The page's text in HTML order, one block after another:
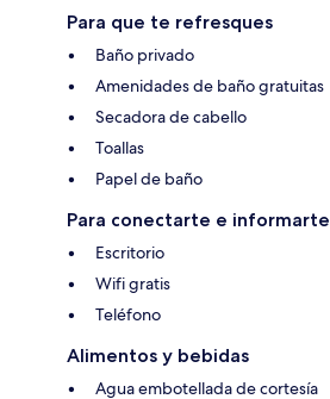
Para que te refresques
Baño privado
Amenidades de baño gratuitas
Secadora de cabello
Toallas
Papel de baño
Para conectarte e informarte
Escritorio
Wifi gratis
Teléfono
Alimentos y bebidas
Agua embotellada de cortesía